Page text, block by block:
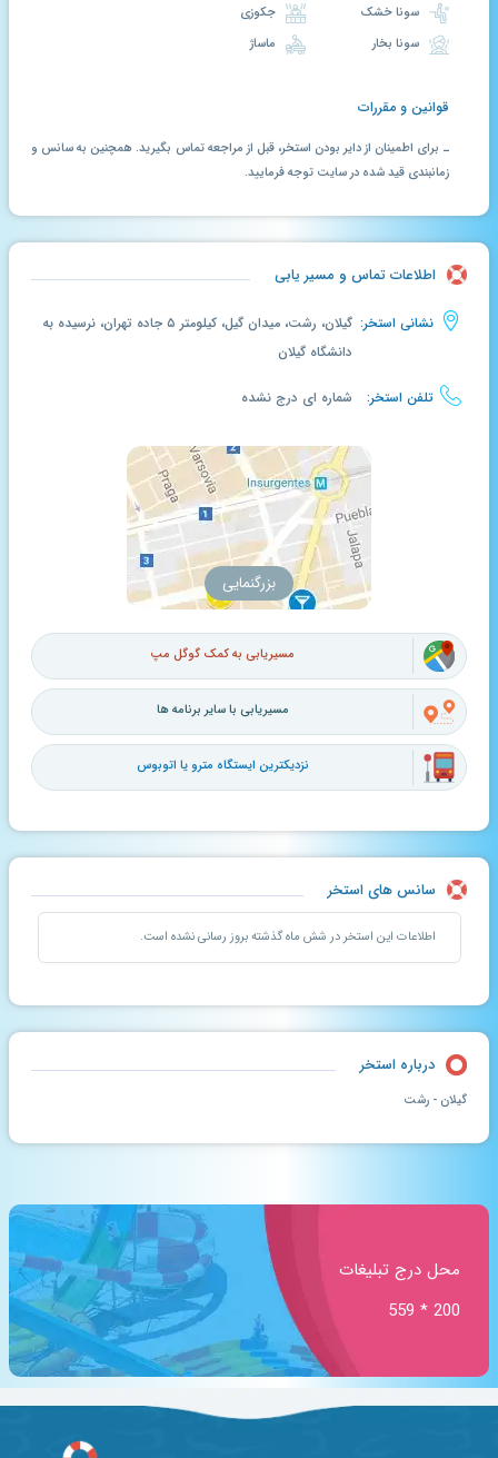
سونا خشک
سونا بخار
جکوزی
قوانین و مقررات
ـ برای اطمینان از دایر بودن استخر، قبل از مراجعه تماس بگیرید. همچنین به سانس و
زمانبندی قید شده در سایت توجه فرمایید.
اطلاعات تماس و مسیر یابی
نشانی استخر:
گیلان، رشت، میدان گیل، کیلومتر ۵ جاده تهران، نرسیده به
دانشگاه گیلان
تلفن استخر: شماره ای درج نشده
بزرگنمایی
مسیریابی به کمک گوگل مپ
مسیریابی با سایر برنامه ها
نزدیکترین ایستگاه مترو یا اتوبوس
سانس های استخر
اطلاعات این استخر در شش ماه گذشته بروز رسانی نشده است.
درباره استخر
گیلان - رشت
محل درج تبلیغات
200 * 559